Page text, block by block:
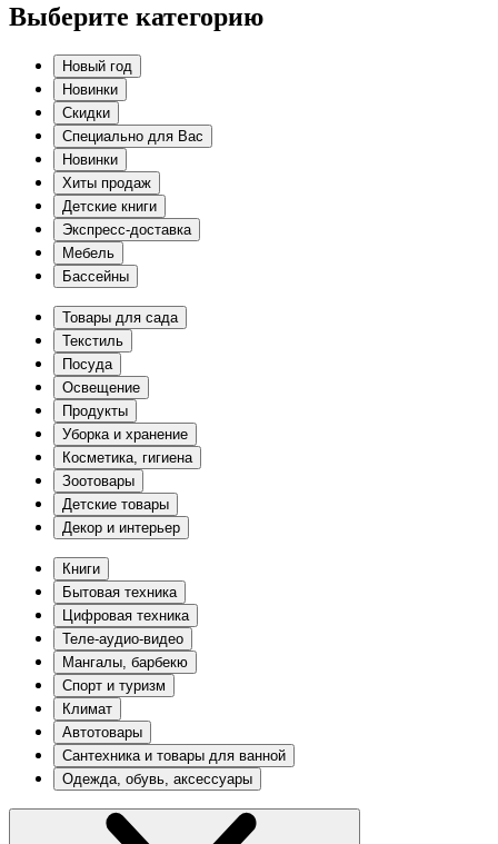
Выберите категорию
Новый год
Новинки
Скидки
Специально для Вас
Новинки
Хиты продаж
Детские книги
Экспресс-доставка
Мебель
Бассейны
Товары для сада
Текстиль
Посуда
Освещение
Продукты
Уборка и хранение
Косметика, гигиена
Зоотовары
Детские товары
Декор и интерьер
Книги
Бытовая техника
Цифровая техника
Теле-аудио-видео
Мангалы, барбекю
Спорт и туризм
Климат
Автотовары
Сантехника и товары для ванной
Одежда, обувь, аксессуары